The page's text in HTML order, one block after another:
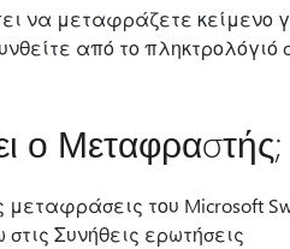
να μεταφράζετε κείμενο
από το πληκτρολόγιό
ο Μεταφραστής;
του Microsoft
Συνήθεις ερωτήσεις